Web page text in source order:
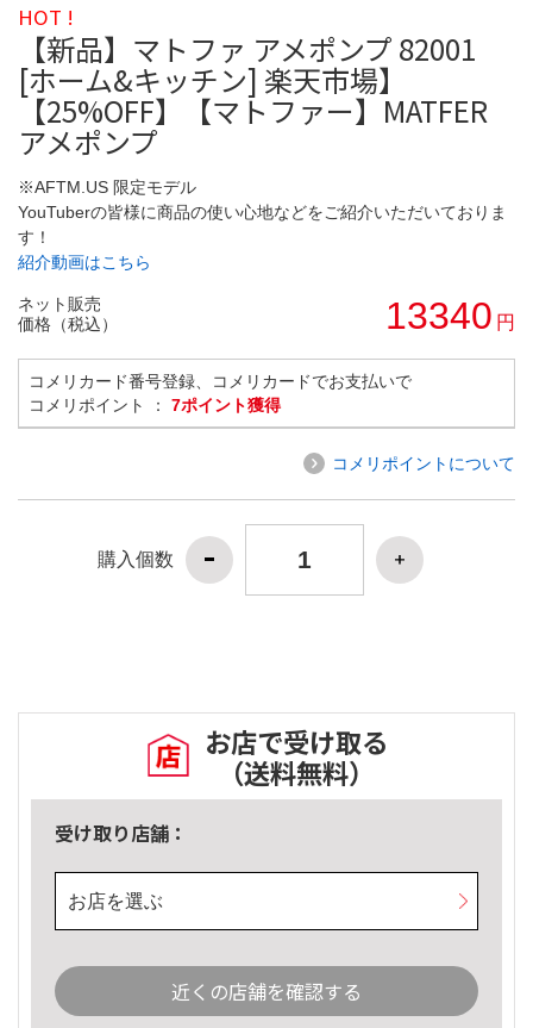
HOT !
【新品】マトファ アメポンプ 82001
[ホーム&キッチン] 楽天市場】
【25%OFF】【マトファー】MATFER
アメポンプ
※AFTM.US 限定モデル
YouTuberの皆様に商品の使い心地などをご紹介いただいておりま
す！
紹介動画はこちら
ネット販売
価格（税込）
13340 円
コメリカード番号登録、コメリカードでお支払いで
コメリポイント ： 7ポイント獲得
コメリポイントについて
購入個数
お店で受け取る
（送料無料）
受け取り店舗：
お店を選ぶ
近くの店舗を確認する